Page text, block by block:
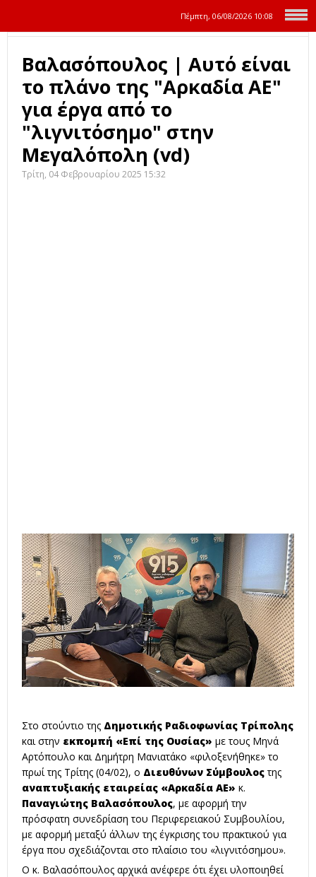
Πέμπτη, 06/08/2026 10:08
Βαλασόπουλος | Αυτό είναι
το πλάνο της "Αρκαδία ΑΕ"
για έργα από το
"λιγνιτόσημο" στην
Μεγαλόπολη (vd)
Τρίτη, 04 Φεβρουαρίου 2025 15:32
Στο στούντιο της Δημοτικής Ραδιοφωνίας Τρίπολης
και στην εκπομπή «Επί της Ουσίας» με τους Μηνά
Αρτόπουλο και Δημήτρη Μανιατάκο «φιλοξενήθηκε» το
πρωί της Τρίτης (04/02), ο Διευθύνων Σύμβουλοςτης
αναπτυξιακής εταιρείας «Αρκαδία ΑΕ» κ.
Παναγιώτης Βαλασόπουλος, με αφορμή την
πρόσφατη συνεδρίαση του Περιφερειακού Συμβουλίου,
με αφορμή μεταξύ άλλων της έγκρισης του πρακτικού για
έργα που σχεδιάζονται στο πλαίσιο του «λιγνιτόσημου».
Ο κ. Βαλασόπουλος αρχικά ανέφερε ότι έχει υλοποιηθεί